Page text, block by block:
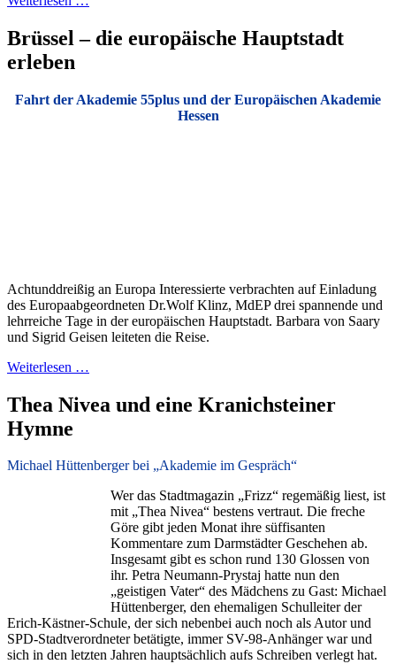
Brüssel – die europäische Hauptstadt
erleben
Fahrt der Akademie 55plus und der Europäischen Akademie
Hessen
Achtunddreißig an Europa Interessierte verbrachten auf Einladung
des Europaabgeordneten Dr.Wolf Klinz, MdEP drei spannende und
lehrreiche Tage in der europäischen Hauptstadt. Barbara von Saary
und Sigrid Geisen leiteten die Reise.
Weiterlesen …
Thea Nivea und eine Kranichsteiner
Hymne
Michael Hüttenberger bei „Akademie im Gespräch“
Wer das Stadtmagazin „Frizz“ regemäßig liest, ist
mit „Thea Nivea“ bestens vertraut. Die freche
Göre gibt jeden Monat ihre süffisanten
Kommentare zum Darmstädter Geschehen ab.
Insgesamt gibt es schon rund 130 Glossen von
ihr. Petra Neumann-Prystaj hatte nun den
„geistigen Vater“ des Mädchens zu Gast: Michael
Hüttenberger, den ehemaligen Schulleiter der
Erich-Kästner-Schule, der sich nebenbei auch noch als Autor und
SPD-Stadtverordneter betätigte, immer SV-98-Anhänger war und
sich in den letzten Jahren hauptsächlich aufs Schreiben verlegt hat.